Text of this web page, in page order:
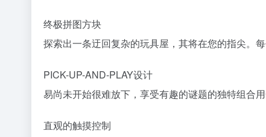
终极拼图方块
探索出一条迂回复杂的玩具屋，其将在您的指尖。
PICK-UP-AND-PLAY设计
易尚未开始很难放下，享受有趣的谜题的独特组合用
直观的触摸控制